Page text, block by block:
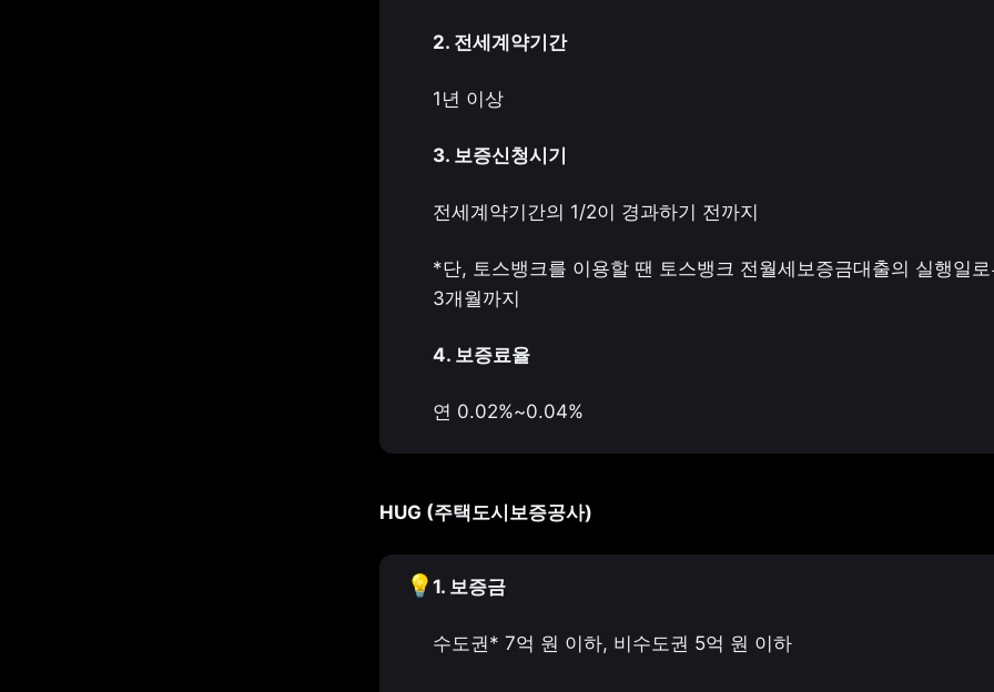
2. 전세계약기간
1년 이상
3. 보증신청시기
전세계약기간의 1/2이 경과하기 전까지
*단, 토스뱅크를 이용할 땐 토스뱅크 전월세보증금대출의 실행일
3개월까지
4. 보증료율
연 0.02%~0.04%
HUG (주택도시보증공사)
💡1. 보증금
수도권* 7억 원 이하, 비수도권 5억 원 이하